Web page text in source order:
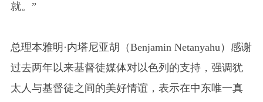
就。”
总理本雅明·内塔尼亚胡（Benjamin Netanyahu）感谢
过去两年以来基督徒媒体对以色列的支持，强调犹
太人与基督徒之间的美好情谊，表示在中东唯一真